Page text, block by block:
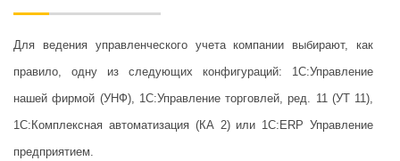
Для ведения управленческого учета компании выбирают, как
правило, одну из следующих конфигураций: 1С:Управление
нашей фирмой (УНФ), 1С:Управление торговлей, ред. 11 (УТ 11),
1С:Комплексная автоматизация (КА 2) или 1С:ERP Управление
предприятием.